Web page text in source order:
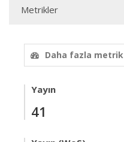
Metrikler
Daha fazla metrik
Yayın
41